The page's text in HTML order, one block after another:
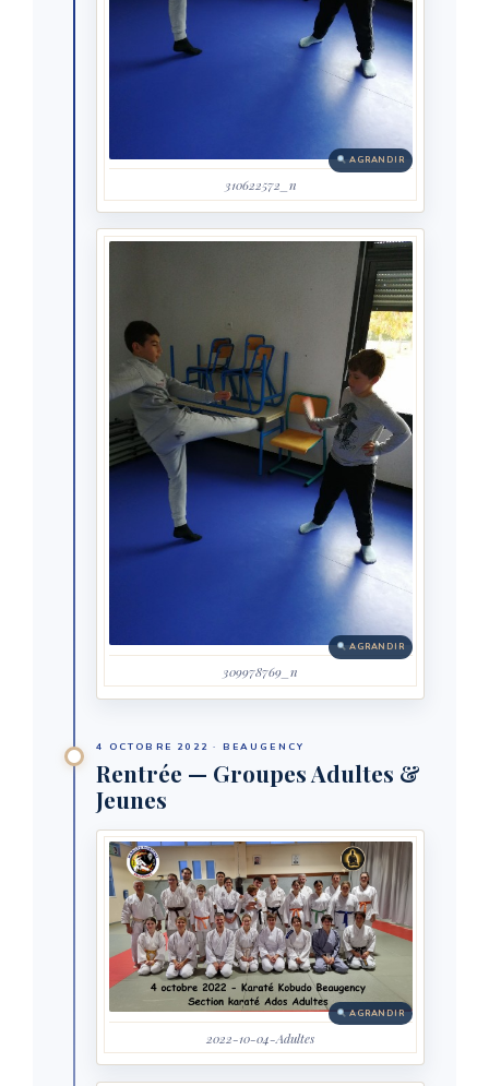
AGRANDIR
310622572_n
AGRANDIR
309978769_n
4 OCTOBRE 2022 · BEAUGENCY
Rentrée — Groupes Adultes &
Jeunes
AGRANDIR
2022-10-04-Adultes